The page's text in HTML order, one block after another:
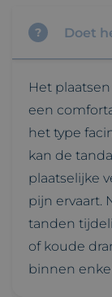
? Doet
Het
een
het type
kan de
plaatselijke
pijn ervaart.
tanden
of koude
binnen